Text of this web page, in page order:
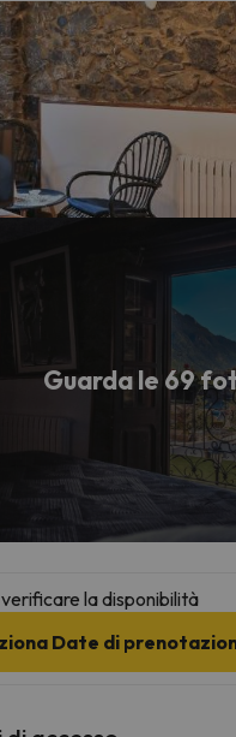
Guarda le 69
la disponibilità
Date di